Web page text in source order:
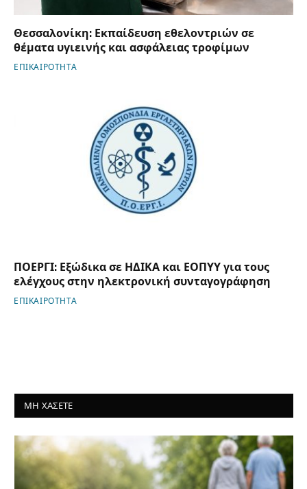
Θεσσαλονίκη: Εκπαίδευση εθελοντριών σε
θέματα υγιεινής και ασφάλειας τροφίμων
ΕΠΙΚΑΙΡΟΤΗΤΑ
ΠΟΕΡΓΙ: Εξώδικα σε ΗΔΙΚΑ και ΕΟΠΥΥ για τους
ελέγχους στην ηλεκτρονική συνταγογράφηση
ΕΠΙΚΑΙΡΟΤΗΤΑ
ΜΗ ΧΑΣΕΤΕ